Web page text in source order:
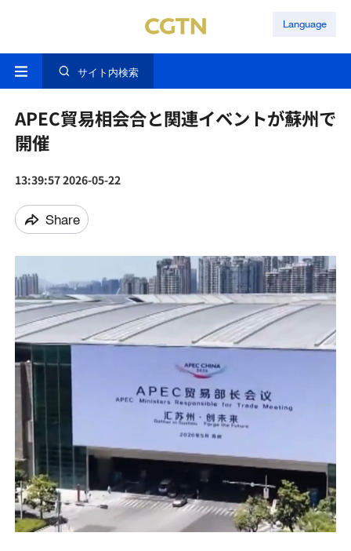
Language
サイト内検索
APEC貿易相会合と関連イベントが蘇州で
開催
13:39:57 2026-05-22
Share